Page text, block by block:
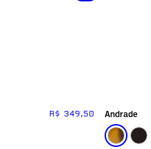
R$ 349,50 Andrade